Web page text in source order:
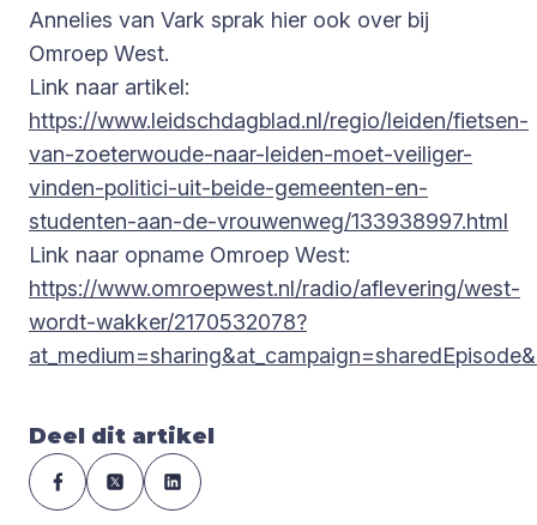
Annelies van Vark sprak hier ook over bij
Omroep West.
Link naar artikel:
https://www.leidschdagblad.nl/regio/leiden/fietsen-
van-zoeterwoude-naar-leiden-moet-veiliger-
vinden-politici-uit-beide-gemeenten-en-
studenten-aan-de-vrouwenweg/133938997.html
Link naar opname Omroep West:
https://www.omroepwest.nl/radio/aflevering/west-
wordt-wakker/2170532078?
Deel dit artikel